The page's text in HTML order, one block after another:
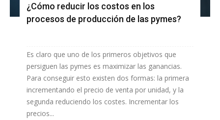
¿Cómo reducir los costos en los
procesos de producción de las pymes?
Es claro que uno de los primeros objetivos que
persiguen las pymes es maximizar las ganancias.
Para conseguir esto existen dos formas: la primera
incrementando el precio de venta por unidad, y la
segunda reduciendo los costes. Incrementar los
precios...